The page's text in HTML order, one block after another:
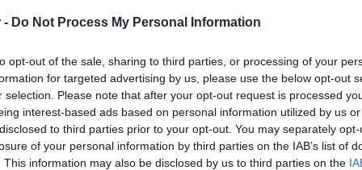
- Do Not Process My Personal Information
opt-out of the sale, sharing to third parties, or processing of your
for targeted advertising by us, please use the below opt-out
selection. Please note that after your opt-out request is processed
interest-based ads based on personal information utilized by us
to third parties prior to your opt-out. You may separately
of your personal information by third parties on the IAB’s list of
This information may also be disclosed by us to third parties on the
οι οποίες εντοπίστηκαν από
επιβαινόντων και στην ασφαλή